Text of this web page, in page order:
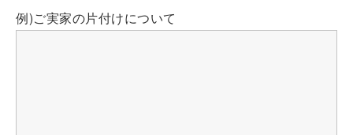
例)ご実家の片付けについて